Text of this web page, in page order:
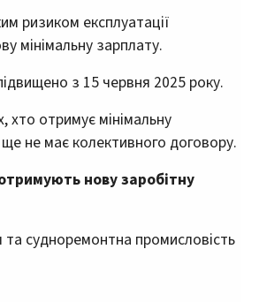
ризиком експлуатації
мінімальну зарплату.
з 15 червня 2025 року.
хто отримує мінімальну
ще не має колективного договору.
нову заробітну
та судноремонтна промисловість